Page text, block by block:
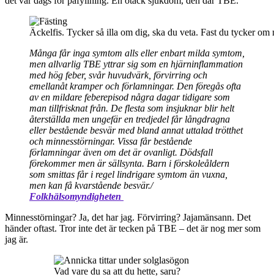
Äckelfis. Tycker så illa om dig, ska du veta. Fast du tycker
Många får inga symtom alls eller enbart milda symtom,
men allvarlig TBE yttrar sig som en hjärninflammation
med hög feber, svår huvudvärk, förvirring och
emellanåt kramper och förlamningar. Den föregås ofta
av en mildare feberepisod några dagar tidigare som
man tillfrisknat från. De flesta som insjuknar blir helt
återställda men ungefär en tredjedel får långdragna
eller bestående besvär med bland annat uttalad trötthet
och minnesstörningar. Vissa får bestående
förlamningar även om det är ovanligt. Dödsfall
förekommer men är sällsynta. Barn i förskoleåldern
som smittas får i regel lindrigare symtom än vuxna,
men kan få kvarstående besvär./
Folkhälsomyndigheten
Minnesstörningar? Ja, det har jag. Förvirring? Jajamänsann. Det
händer oftast. Tror inte det är tecken på TBE – det är nog mer som
jag är.
Vad vare du sa att du hette, saru?